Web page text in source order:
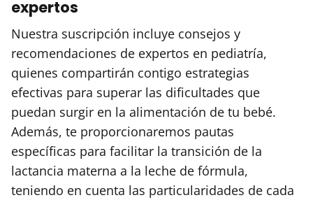
expertos
Nuestra suscripción incluye consejos y
recomendaciones de expertos en pediatría,
quienes compartirán contigo estrategias
efectivas para superar las dificultades que
puedan surgir en la alimentación de tu bebé.
Además, te proporcionaremos pautas
específicas para facilitar la transición de la
lactancia materna a la leche de fórmula,
teniendo en cuenta las particularidades de cada